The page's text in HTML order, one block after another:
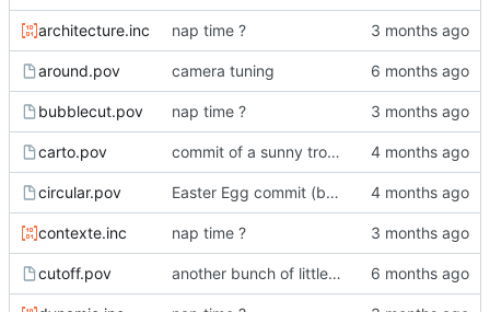
architecture.inc nap time ?
around.pov camera tuning
bubblecut.pov nap time ?
carto.pov commit of a sunny trolldi
circular.pov Easter Egg commit (big!)
contexte.inc nap time ?
cutoff.pov another bunch of little changes